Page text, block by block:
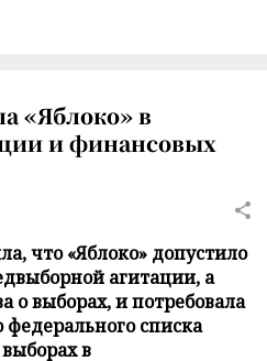
«Яблоко» в
и финансовых
что «Яблоко» допустило
агитации, а
о выборах, и потребовала
списка
в